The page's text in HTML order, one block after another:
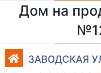
Дом на
ЗАВОДСКАЯ